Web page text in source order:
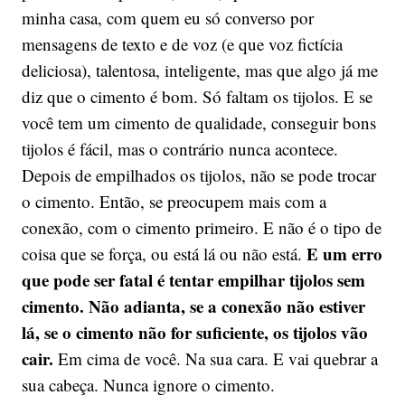
minha casa, com quem eu só converso por
mensagens de texto e de voz (e que voz fictícia
deliciosa), talentosa, inteligente, mas que algo já me
diz que o cimento é bom. Só faltam os tijolos. E se
você tem um cimento de qualidade, conseguir bons
tijolos é fácil, mas o contrário nunca acontece.
Depois de empilhados os tijolos, não se pode trocar
o cimento. Então, se preocupem mais com a
conexão, com o cimento primeiro. E não é o tipo de
coisa que se força, ou está lá ou não está. E um erro
que pode ser fatal é tentar empilhar tijolos sem
cimento. Não adianta, se a conexão não estiver
lá, se o cimento não for suficiente, os tijolos vão
cair. Em cima de você. Na sua cara. E vai quebrar a
sua cabeça. Nunca ignore o cimento.